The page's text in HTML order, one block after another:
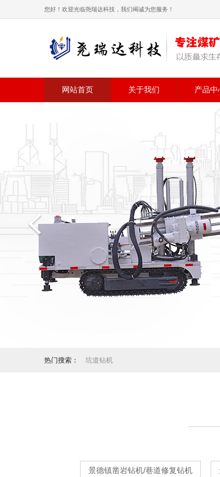
您好！欢迎光临尧瑞达科技，我们竭诚为您服务！
网站首页 关于我们 产品中
热门搜索： 坑道钻机
景德镇凿岩钻机/巷道修复钻机